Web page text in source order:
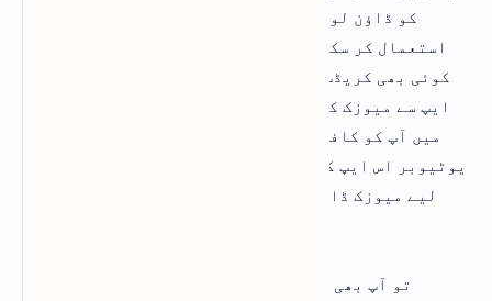
کو ڈاؤن لوڈ کرکے ان لمیٹڈ یوٹیوب کے لیے میوزک
استعمال کر سکتے ہیں اپنی یوٹیوب ویڈیوز میں آپ کو
کوئی بھی کریڈٹ دینے کی ضرورت نہیں ہو گی اور آپ اس
ایپ سے میوزک کو سن کر ڈائونلوڈ بھی کر سکتے ہیں اس
میں آپ کو کافی زیادہ میوزک ملے گا اور کافی زیادہ
یوٹیوبر اس ایپ کا استعمال کرتے ہوئے اپنی ویڈیوز کے
لیے میوزک ڈاؤن لوڈ کرتے ہیں اور اپنی ویڈیوز میں
تو آپ بھی اگر فری میں نو کاپی رائٹ میوزک اپنی